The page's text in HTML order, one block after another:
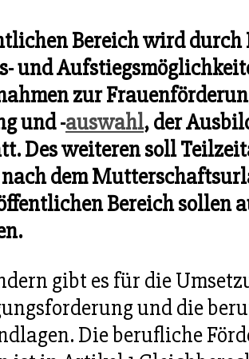
Bereich wird durch
und
zur
und -auswahl, der
Des weiteren soll
dem
Bereich sollen
gibt es für die
und die
Die berufliche